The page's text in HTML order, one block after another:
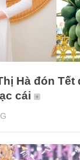
Hà đón
cái